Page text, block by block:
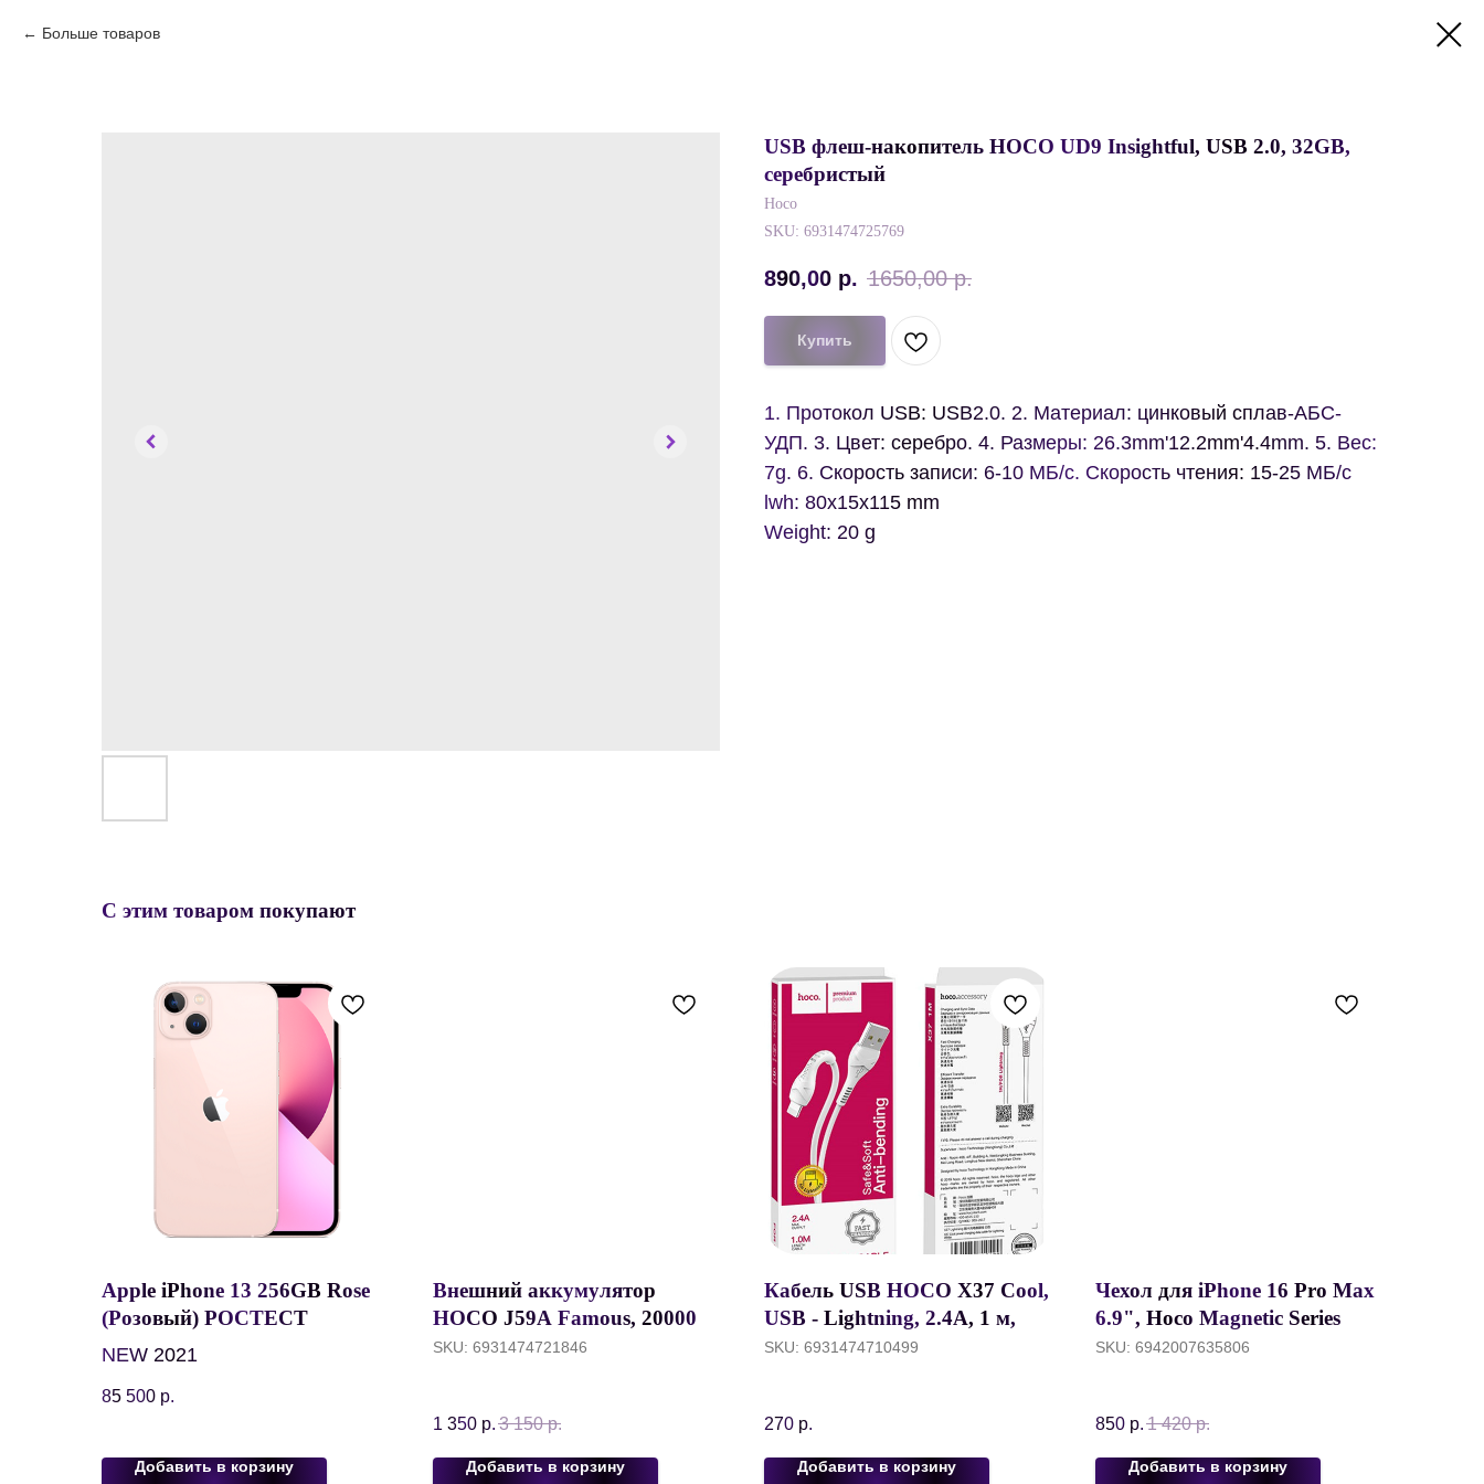
Больше товаров
USB флеш-накопитель HOCO UD9 Insightful, USB 2.0, 32GB,
серебристый
Hoco
SKU: 6931474725769
890,00 р. 1650,00 р.
Купить
1. Протокол USB: USB2.0. 2. Материал: цинковый сплав-АБС-
УДП. 3. Цвет: серебро. 4. Размеры: 26.3mm'12.2mm'4.4mm. 5. Вес:
7g. 6. Скорость записи: 6-10 МБ/с. Скорость чтения: 15-25 МБ/с
lwh: 80x15x115 mm
Weight: 20 g
С этим товаром покупают
Apple iPhone 13 256GB Rose
(Розовый) РОСТЕСТ
NEW 2021
85 500 р.
Добавить в корзину
Внешний аккумулятор
HOCO J59A Famous, 20000
mAh, LED дисплей, Черный
SKU: 6931474721846
1 350 р. 3 150 р.
Добавить в корзину
Кабель USB HOCO X37 Cool,
USB - Lightning, 2.4А, 1 м,
белый, быстрая зарядка
SKU: 6931474710499
270 р.
Добавить в корзину
Чехол для iPhone 16 Pro Max
6.9", Hoco Magnetic Series
Airbag anti-fall, Прозрачный
SKU: 6942007635806
850 р. 1 420 р.
Добавить в корзину